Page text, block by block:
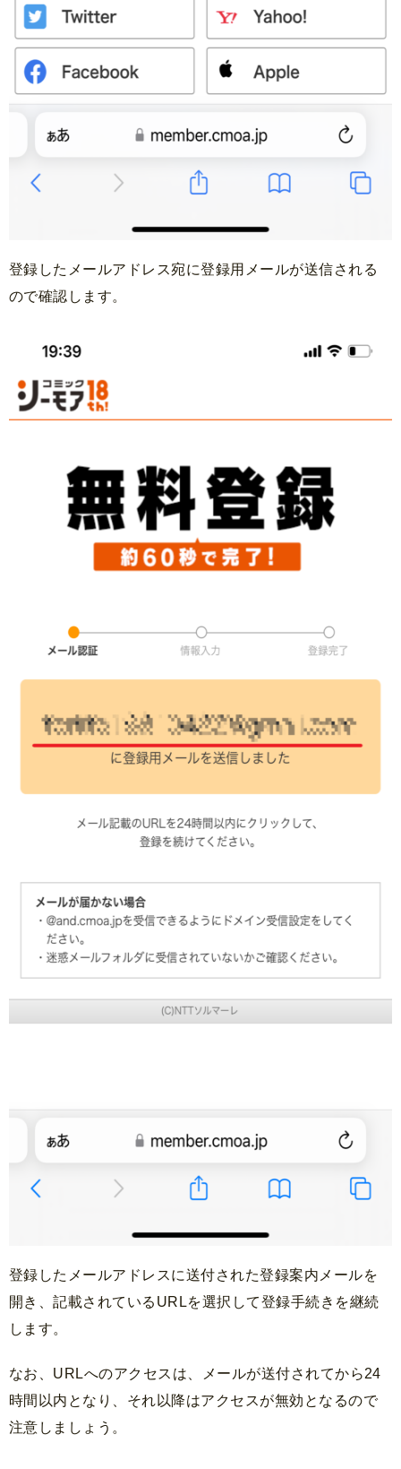
登録したメールアドレス宛に登録用メールが送信される
ので確認します。
登録したメールアドレスに送付された登録案内メールを
開き、記載されているURLを選択して登録手続きを継続
します。
なお、URLへのアクセスは、メールが送付されてから24
時間以内となり、それ以降はアクセスが無効となるので
注意しましょう。